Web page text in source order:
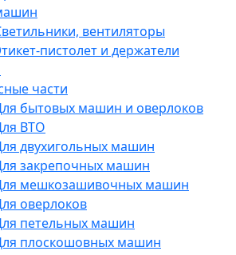
вентиляторы
пистолет и держатели
части
бытовых машин и оверлоков
ВТО
двухигольных машин
закрепочных машин
мешкозашивочных машин
оверлоков
петельных машин
плоскошовных машин